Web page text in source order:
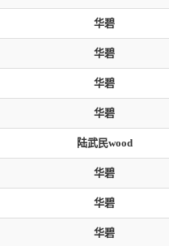
华碧
华碧
华碧
华碧
陆武民wood
华碧
华碧
华碧